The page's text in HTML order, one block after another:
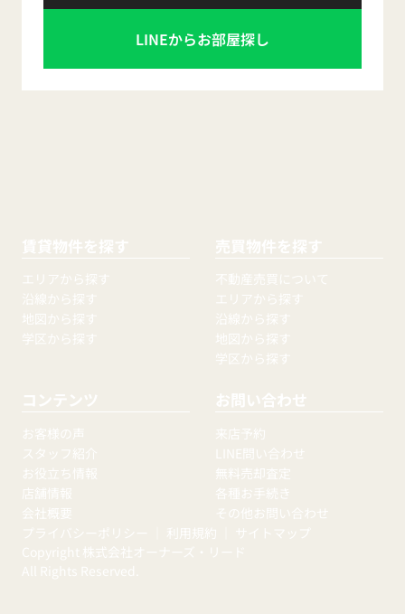
LINEからお部屋探し
賃貸物件を探す
エリアから探す
沿線から探す
地図から探す
学区から探す
売買物件を探す
不動産売買について
エリアから探す
沿線から探す
地図から探す
学区から探す
コンテンツ
お客様の声
スタッフ紹介
お役立ち情報
店舗情報
会社概要
お問い合わせ
来店予約
LINE問い合わせ
無料売却査定
各種お手続き
その他お問い合わせ
プライバシーポリシー
利用規約
サイトマップ
Copyright 株式会社オーナーズ・リード
All Rights Reserved.